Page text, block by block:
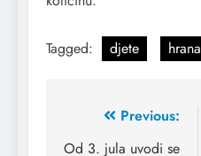
Tagged: djete hrana
Previous:
Od 3. jula uvodi se